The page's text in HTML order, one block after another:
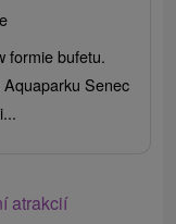
formie bufetu.
Senec
atrakcií